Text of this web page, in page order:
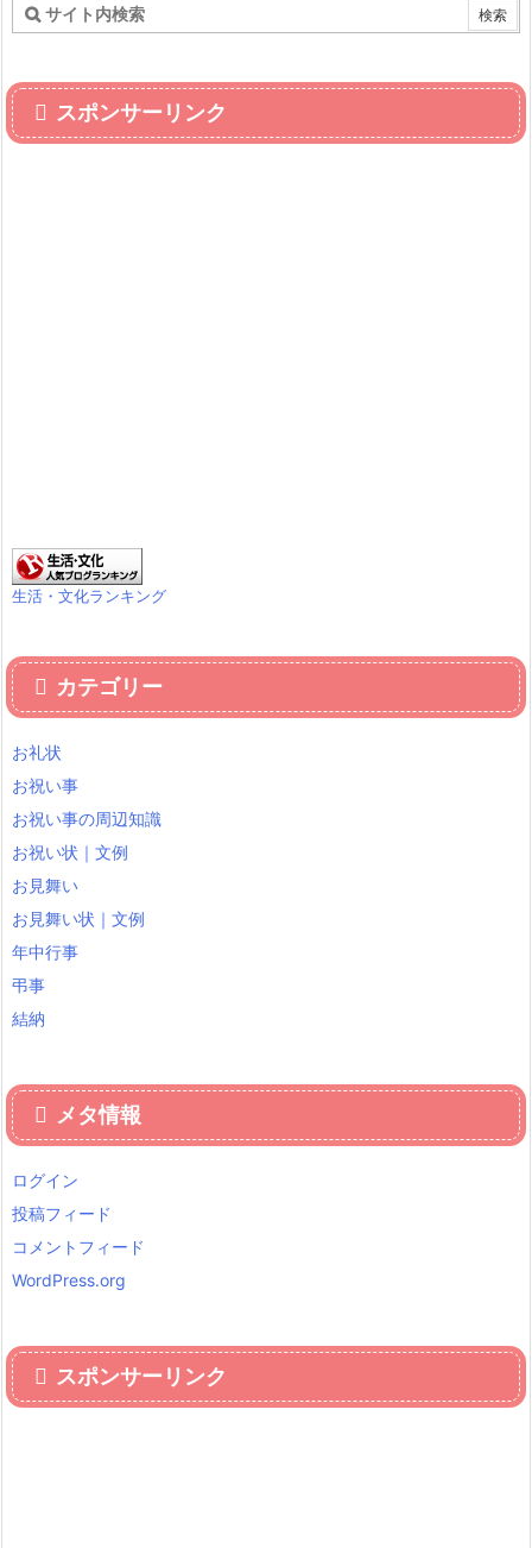
スポンサーリンク
生活・文化ランキング
カテゴリー
お礼状
お祝い事
お祝い事の周辺知識
お祝い状｜文例
お見舞い
お見舞い状｜文例
年中行事
弔事
結納
メタ情報
ログイン
投稿フィード
コメントフィード
WordPress.org
スポンサーリンク